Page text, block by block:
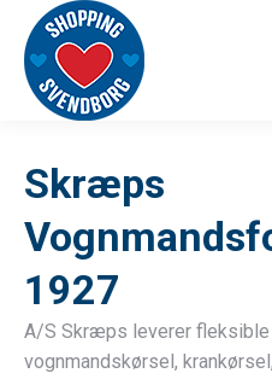
Skræps
1927
A/S Skræps leverer
vognmandskørsel,